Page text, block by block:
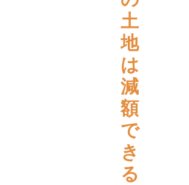
土
地
は
減
額
で
き
る